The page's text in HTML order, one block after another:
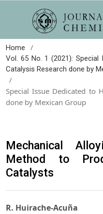
Home /
Vol. 65 No. 1 (2021):
Catalysis Research done by
/
Special Issue Dedicated to
done by Mexican Group
Mechanical
Method to
Catalysts
R. Huirache-Acuña